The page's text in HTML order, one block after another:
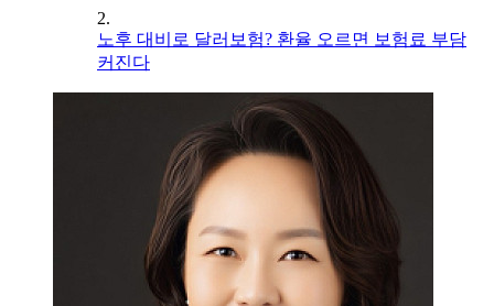
2.
노후 대비로 달러보험? 환율 오르면 보험료 부담
커진다